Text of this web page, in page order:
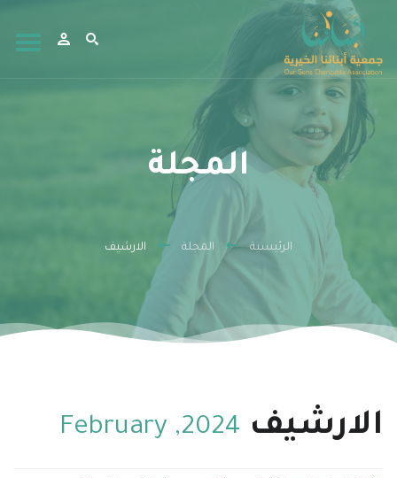
المجلة
الرئيسية المجلة الارشيف
الارشيف 2024, February